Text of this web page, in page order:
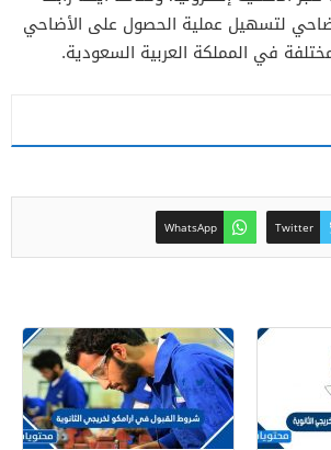
لتسهيل عملية الحصول على الأضاحي
في المملكة العربية السعودية.
Twitter
WhatsApp